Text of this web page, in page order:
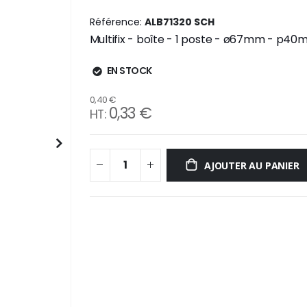
Référence ALB71320 SCH
Multifix - boîte - 1 poste - ø67mm -
EN STOCK
0,40 €
0,33 €
AJOUTER AU PANIER